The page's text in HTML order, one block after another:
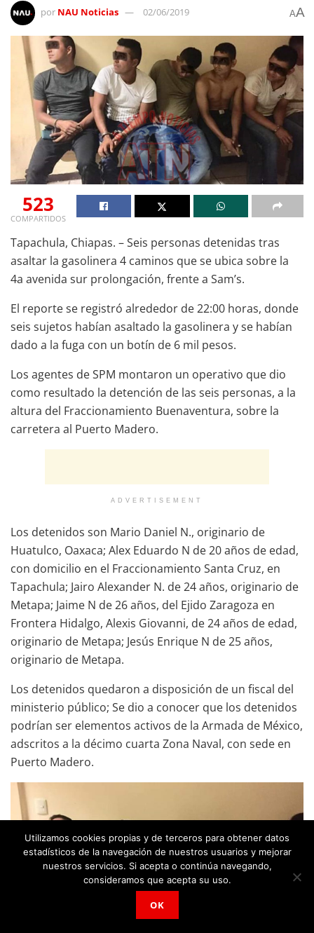
por NAU Noticias 02/06/2019 AA
523
COMPARTIDOS
Tapachula, Chiapas. – Seis personas detenidas tras
asaltar la gasolinera 4 caminos que se ubica sobre la
4a avenida sur prolongación, frente a Sam’s.
El reporte se registró alrededor de 22:00 horas, donde
seis sujetos habían asaltado la gasolinera y se habían
dado a la fuga con un botín de 6 mil pesos.
Los agentes de SPM montaron un operativo que dio
como resultado la detención de las seis personas, a la
altura del Fraccionamiento Buenaventura, sobre la
carretera al Puerto Madero.
ADVERTISEMENT
Los detenidos son Mario Daniel N., originario de
Huatulco, Oaxaca; Alex Eduardo N de 20 años de edad,
con domicilio en el Fraccionamiento Santa Cruz, en
Tapachula; Jairo Alexander N. de 24 años, originario de
Metapa; Jaime N de 26 años, del Ejido Zaragoza en
Frontera Hidalgo, Alexis Giovanni, de 24 años de edad,
originario de Metapa; Jesús Enrique N de 25 años,
originario de Metapa.
Los detenidos quedaron a disposición de un fiscal del
ministerio público; Se dio a conocer que los detenidos
podrían ser elementos activos de la Armada de México,
adscritos a la décimo cuarta Zona Naval, con sede en
Puerto Madero.
Utilizamos cookies propias y de terceros para obtener datos
estadísticos de la navegación de nuestros usuarios y mejorar
nuestros servicios. Si acepta o continúa navegando,
consideramos que acepta su uso.
OK